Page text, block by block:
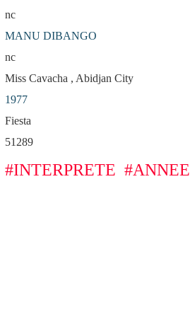
nc
MANU DIBANGO
nc
Miss Cavacha , Abidjan City
1977
Fiesta
51289
#INTERPRETE #ANNEE